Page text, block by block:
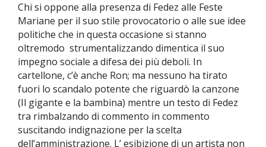
Chi si oppone alla presenza di Fedez alle Feste
Mariane per il suo stile provocatorio o alle sue idee
politiche che in questa occasione si stanno
oltremodo strumentalizzando dimentica il suo
impegno sociale a difesa dei più deboli. In
cartellone, c’è anche Ron; ma nessuno ha tirato
fuori lo scandalo potente che riguardò la canzone
(Il gigante e la bambina) mentre un testo di Fedez
tra rimbalzando di commento in commento
suscitando indignazione per la scelta
dell’amministrazione. L’ esibizione di un artista non